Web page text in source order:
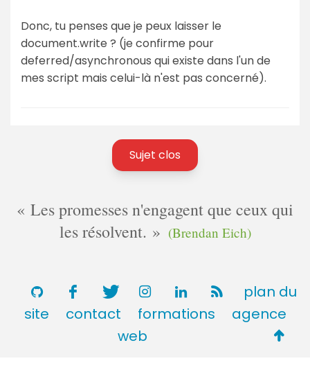
Donc, tu penses que je peux laisser le
document.write ? (je confirme pour
deferred/asynchronous qui existe dans l'un de
mes script mais celui-là n'est pas concerné).
Sujet clos
Les promesses n'engagent que ceux qui
les résolvent.
(Brendan Eich)
plan du
site
contact formations
agence
web